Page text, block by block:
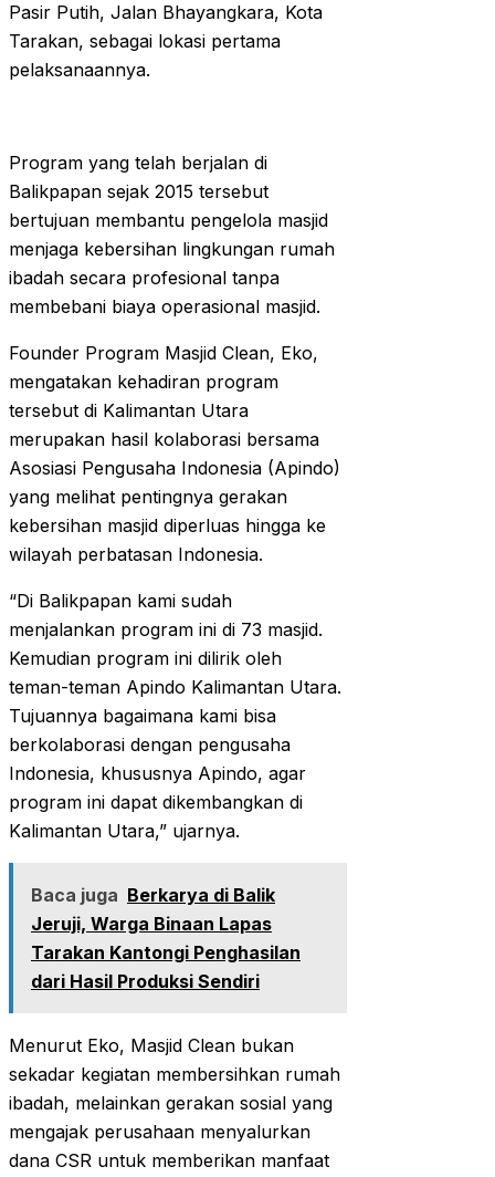
Pasir Putih, Jalan Bhayangkara, Kota
Tarakan, sebagai lokasi pertama
pelaksanaannya.
Program yang telah berjalan di
Balikpapan sejak 2015 tersebut
bertujuan membantu pengelola masjid
menjaga kebersihan lingkungan rumah
ibadah secara profesional tanpa
membebani biaya operasional masjid.
Founder Program Masjid Clean, Eko,
mengatakan kehadiran program
tersebut di Kalimantan Utara
merupakan hasil kolaborasi bersama
Asosiasi Pengusaha Indonesia (Apindo)
yang melihat pentingnya gerakan
kebersihan masjid diperluas hingga ke
wilayah perbatasan Indonesia.
“Di Balikpapan kami sudah
menjalankan program ini di 73 masjid.
Kemudian program ini dilirik oleh
teman-teman Apindo Kalimantan Utara.
Tujuannya bagaimana kami bisa
berkolaborasi dengan pengusaha
Indonesia, khususnya Apindo, agar
program ini dapat dikembangkan di
Kalimantan Utara,” ujarnya.
Baca juga Berkarya di Balik
Jeruji, Warga Binaan Lapas
Tarakan Kantongi Penghasilan
dari Hasil Produksi Sendiri
Menurut Eko, Masjid Clean bukan
sekadar kegiatan membersihkan rumah
ibadah, melainkan gerakan sosial yang
mengajak perusahaan menyalurkan
dana CSR untuk memberikan manfaat